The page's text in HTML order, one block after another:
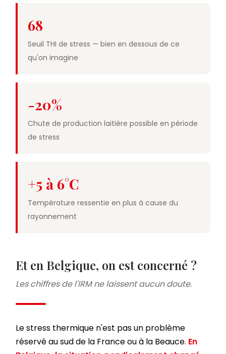
68
Seuil THI de stress — bien en dessous de ce
qu'on imagine
-20%
Chute de production laitière possible en période
de stress
+5 à 6°C
Température ressentie en plus à cause du
rayonnement
Et en Belgique, on est concerné ?
Les chiffres de l'IRM ne laissent aucun doute.
Le stress thermique n'est pas un problème
réservé au sud de la France ou à la Beauce. En